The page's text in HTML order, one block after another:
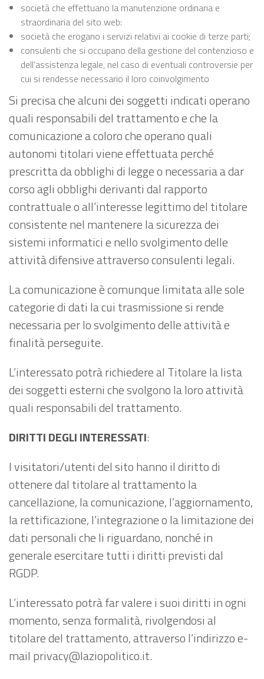
società che effettuano la manutenzione ordinaria e
straordinaria del sito web:
società che erogano i servizi relativi ai cookie di terze parti;
consulenti che si occupano della gestione del contenzioso e
dell’assistenza legale, nel caso di eventuali controversie per
cui si rendesse necessario il loro coinvolgimento
Si precisa che alcuni dei soggetti indicati operano
quali responsabili del trattamento e che la
comunicazione a coloro che operano quali
autonomi titolari viene effettuata perché
prescritta da obblighi di legge o necessaria a dar
corso agli obblighi derivanti dal rapporto
contrattuale o all’interesse legittimo del titolare
consistente nel mantenere la sicurezza dei
sistemi informatici e nello svolgimento delle
attività difensive attraverso consulenti legali.
La comunicazione è comunque limitata alle sole
categorie di dati la cui trasmissione si rende
necessaria per lo svolgimento delle attività e
finalità perseguite.
L’interessato potrà richiedere al Titolare la lista
dei soggetti esterni che svolgono la loro attività
quali responsabili del trattamento.
DIRITTI DEGLI INTERESSATI:
I visitatori/utenti del sito hanno il diritto di
ottenere dal titolare al trattamento la
cancellazione, la comunicazione, l’aggiornamento,
la rettificazione, l’integrazione o la limitazione dei
dati personali che li riguardano, nonché in
generale esercitare tutti i diritti previsti dal
RGDP.
L’interessato potrà far valere i suoi diritti in ogni
momento, senza formalità, rivolgendosi al
titolare del trattamento, attraverso l’indirizzo e-
mail privacy@laziopolitico.it.